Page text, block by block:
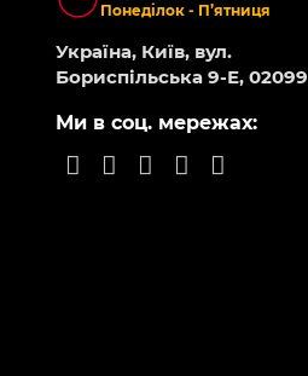
Понеділок - П’ятниця
Україна, Київ, вул.
Бориспільська 9-Е, 02099
Ми в соц. мережах: